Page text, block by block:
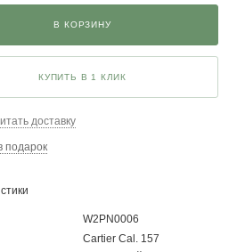
В КОРЗИНУ
КУПИТЬ В 1 КЛИК
доставку
подарок
W2PN0006
Cartier Cal. 157